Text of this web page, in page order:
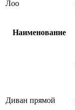
Лоо
Наименование
Диван прямой